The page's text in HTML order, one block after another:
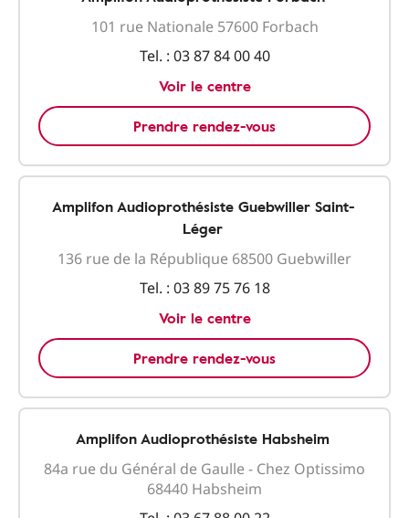
101 rue Nationale 57600 Forbach
Tel. : 03 87 84 00 40
Voir le centre
Prendre rendez-vous
Amplifon Audioprothésiste Guebwiller Saint-
Léger
136 rue de la République 68500 Guebwiller
Tel. : 03 89 75 76 18
Voir le centre
Prendre rendez-vous
Amplifon Audioprothésiste Habsheim
84a rue du Général de Gaulle - Chez Optissimo
68440 Habsheim